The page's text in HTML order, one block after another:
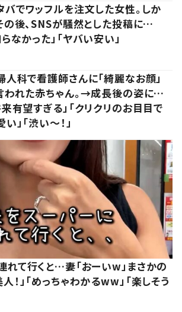
バでワッフルを注文した女性。しか
の後、SNSが騒然とした投稿に…
らなかった」「ヤバい安い」
人科で看護師さんに「綺麗なお顔」
われた赤ちゃん。→成長後の姿に…
来有望すぎる」「クリクリのお目目で
」「渋い～！」
れて行くと…妻「おーいw」まさかの
！」「めっちゃわかるww」「楽しそう